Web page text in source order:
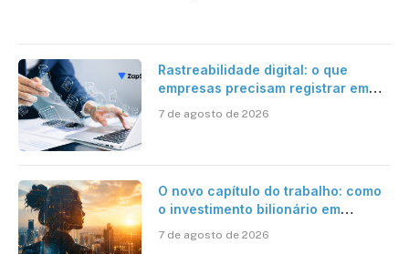
Rastreabilidade digital: o que
empresas precisam registrar em
7 de agosto de 2026
O novo capítulo do trabalho: como
o investimento bilionário em
verdadeira era da inteligência
7 de agosto de 2026